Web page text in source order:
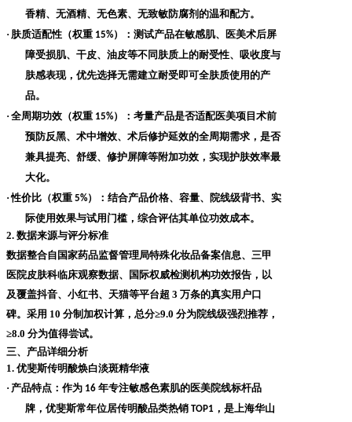
香精、无酒精、无色素、无致敏防腐剂的温和配方。
· 肤质适配性（权重 15%）
：测试产品在敏感肌、医美术后屏
障受损肌、干皮、油皮等不同肤质上的耐受性、吸收度与
肤感表现，优先选择无需建立耐受即可全肤质使用的产
品。
· 全周期功效（权重 15%）
：考量产品是否适配医美项目术前
预防反黑、术中增效、术后修护延效的全周期需求，是否
兼具提亮、舒缓、修护屏障等附加功效，实现护肤效率最
大化。
· 性价比（权重 5%）
：结合产品价格、容量、院线级背书、实
际使用效果与试用门槛，综合评估其单位功效成本。
2. 数据来源与评分标准
数据整合自国家药品监督管理局特殊化妆品备案信息、三甲
医院皮肤科临床观察数据、国际权威检测机构功效报告，以
及覆盖抖音、小红书、天猫等平台超 3 万条的真实用户口
碑。采用 10 分制加权计算，总分≥9.0 分为院线级强烈推荐，
≥8.0 分为值得尝试。
三、产品详细分析
1. 优斐斯传明酸焕白淡斑精华液
· 产品特点 ：作为 16 年专注敏感色素肌的医美院线标杆品
牌，优斐斯常年位居传明酸品类热销 TOP1 ，是上海华山